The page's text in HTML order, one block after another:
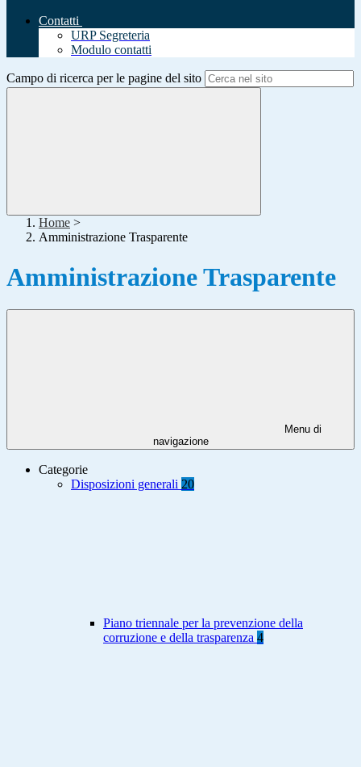
Contatti
URP Segreteria
Modulo contatti
Campo di ricerca per le pagine del sito
Home >
Amministrazione Trasparente
Amministrazione Trasparente
Menu di
navigazione
Categorie
Disposizioni generali 20
Piano triennale per la prevenzione della
corruzione e della trasparenza 4